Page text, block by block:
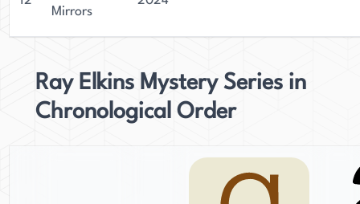
Mirrors
Ray Elkins Mystery Series in
Chronological Order